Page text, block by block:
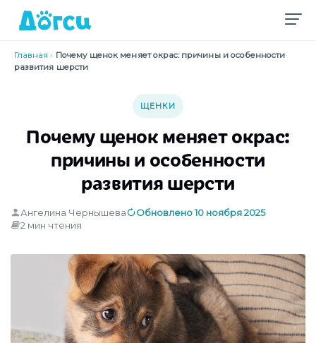
Главная › Почему щенок меняет окрас: причины и особенности
развития шерсти
ЩЕНКИ
Почему щенок меняет окрас:
причины и особенности
развития шерсти
Ангелина Чернышева
Обновлено 10 ноября 2025
2 мин чтения